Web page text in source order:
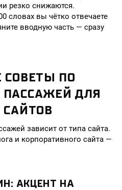
резко снижаются.
словах вы чётко отвечаете
вводную часть — сразу
СОВЕТЫ ПО
ДЛЯ
зависит от типа сайта.
и корпоративного сайта —
АКЦЕНТ НА